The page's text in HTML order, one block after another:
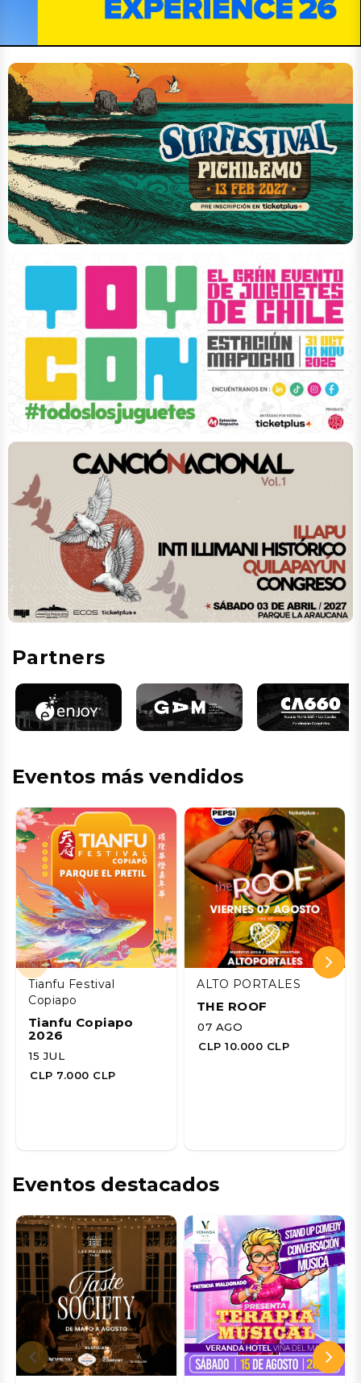
Partners
Eventos más vendidos
Tianfu Festival
Copiapo
Tianfu Copiapo
2026
15 JUL
CLP 7.000 CLP
ALTO PORTALES
THE ROOF
07 AGO
CLP 10.000 CLP
Eventos destacados